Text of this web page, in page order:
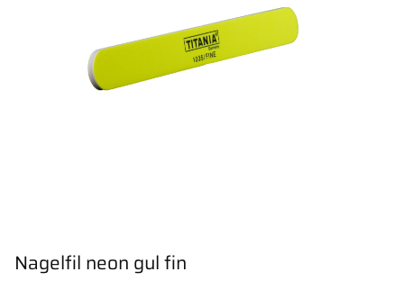
Nagelfil neon gul fin